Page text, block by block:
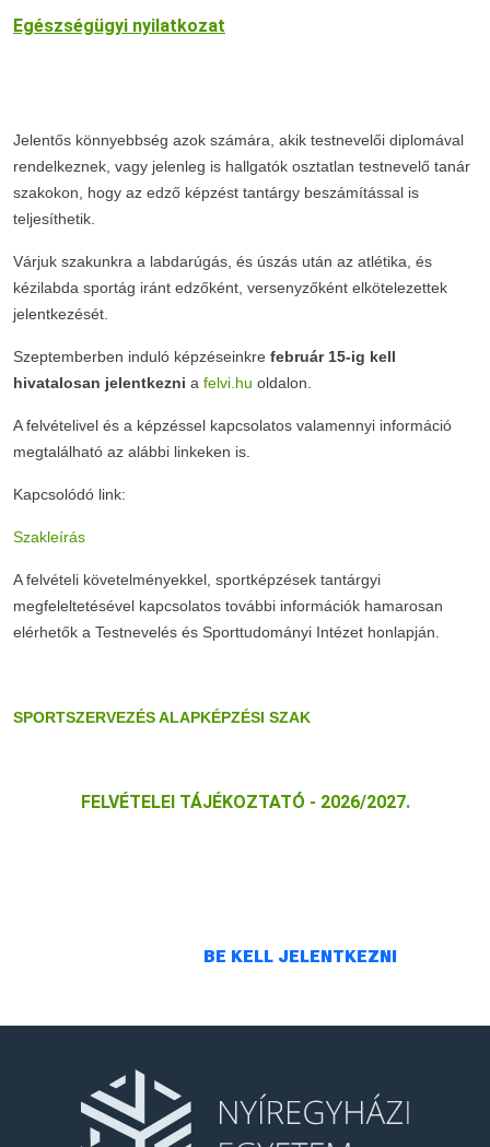
Egészségügyi nyilatkozat
Jelentős könnyebbség azok számára, akik testnevelői diplomával
rendelkeznek, vagy jelenleg is hallgatók osztatlan testnevelő tanár
szakokon, hogy az edző képzést tantárgy beszámítással is
teljesíthetik.
Várjuk szakunkra a labdarúgás, és úszás után az atlétika, és
kézilabda sportág iránt edzőként, versenyzőként elkötelezettek
jelentkezését.
Szeptemberben induló képzéseinkre február 15-ig kell
hivatalosan jelentkezni a felvi.hu oldalon.
A felvételivel és a képzéssel kapcsolatos valamennyi információ
megtalálható az alábbi linkeken is.
Kapcsolódó link:
Szakleírás
A felvételi követelményekkel, sportképzések tantárgyi
megfeleltetésével kapcsolatos további információk hamarosan
elérhetők a Testnevelés és Sporttudományi Intézet honlapján.
SPORTSZERVEZÉS ALAPKÉPZÉSI SZAK
FELVÉTELEI TÁJÉKOZTATÓ - 2026/2027.
BE KELL JELENTKEZNI